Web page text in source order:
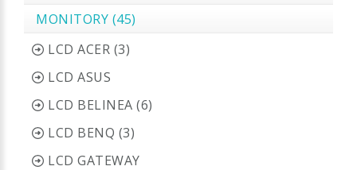
MONITORY (45)
LCD ACER (3)
LCD ASUS
LCD BELINEA (6)
LCD BENQ (3)
LCD GATEWAY